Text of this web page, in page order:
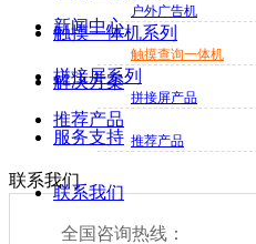
新闻中心
解决方案
服务支持
联系我们
户外广告机
触摸一体机系列
触摸查询一体机
拼接屏系列
拼接屏产品
推荐产品
推荐产品
联系我们
全国咨询热线：